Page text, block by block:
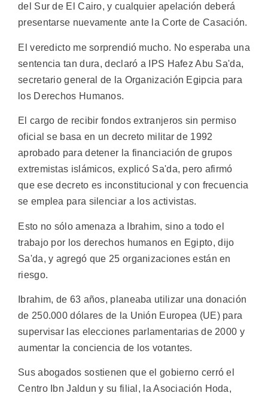
del Sur de El Cairo, y cualquier apelación deberá
presentarse nuevamente ante la Corte de Casación.
El veredicto me sorprendió mucho. No esperaba una
sentencia tan dura, declaró a IPS Hafez Abu Sa'da,
secretario general de la Organización Egipcia para
los Derechos Humanos.
El cargo de recibir fondos extranjeros sin permiso
oficial se basa en un decreto militar de 1992
aprobado para detener la financiación de grupos
extremistas islámicos, explicó Sa'da, pero afirmó
que ese decreto es inconstitucional y con frecuencia
se emplea para silenciar a los activistas.
Esto no sólo amenaza a Ibrahim, sino a todo el
trabajo por los derechos humanos en Egipto, dijo
Sa'da, y agregó que 25 organizaciones están en
riesgo.
Ibrahim, de 63 años, planeaba utilizar una donación
de 250.000 dólares de la Unión Europea (UE) para
supervisar las elecciones parlamentarias de 2000 y
aumentar la conciencia de los votantes.
Sus abogados sostienen que el gobierno cerró el
Centro Ibn Jaldun y su filial, la Asociación Hoda,